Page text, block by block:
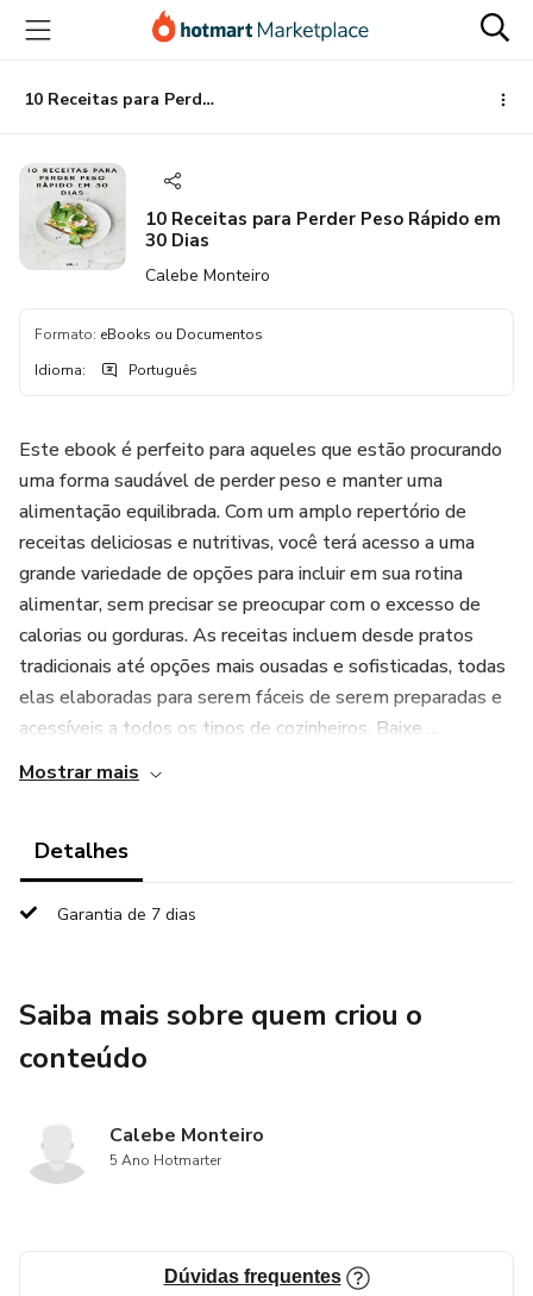
para
conteúdo
principal
para
pagamento
para
rodapé
10 Receitas para Perder Peso Rápido em 30 Dias
10 Receitas para Perder Peso Rápido em
30 Dias
Calebe Monteiro
Formato: eBooks ou Documentos
Idioma: Português
Este ebook é perfeito para aqueles que estão procurando
uma forma saudável de perder peso e manter uma
alimentação equilibrada. Com um amplo repertório de
receitas deliciosas e nutritivas, você terá acesso a uma
grande variedade de opções para incluir em sua rotina
alimentar, sem precisar se preocupar com o excesso de
calorias ou gorduras. As receitas incluem desde pratos
tradicionais até opções mais ousadas e sofisticadas, todas
elas elaboradas para serem fáceis de serem preparadas e
acessíveis a todos os tipos de cozinheiros. Baixe ...
Mostrar mais
Detalhes
Garantia de 7 dias
Saiba mais sobre quem criou o
conteúdo
Calebe Monteiro
5 Ano Hotmarter
Dúvidas frequentes